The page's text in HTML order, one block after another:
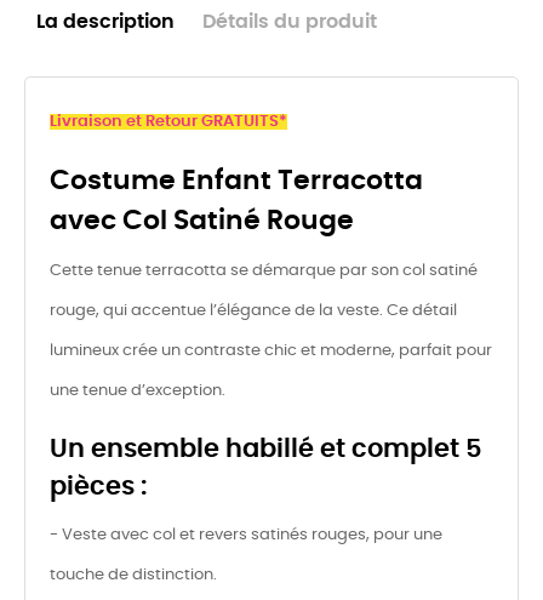
La description Détails du produit
Livraison et Retour GRATUITS*
Costume Enfant Terracotta
avec Col Satiné Rouge
Cette tenue terracotta se démarque par son col satiné
rouge, qui accentue l’élégance de la veste. Ce détail
lumineux crée un contraste chic et moderne, parfait pour
une tenue d’exception.
Un ensemble habillé et complet 5
pièces :
- Veste avec col et revers satinés rouges, pour une
touche de distinction.